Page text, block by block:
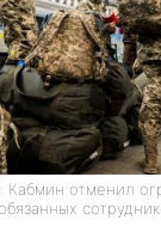
Кабмин отменил